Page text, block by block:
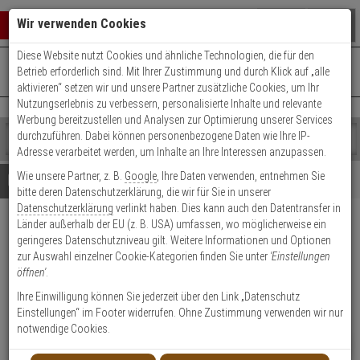
Warenkorb schließen
0 ARTIKEL IM WARENKORB
Ihr Warenkorb ist momentan leer.
Ergebnisse ()
Fertig
Shop
durchsuchen
Bitte
geben
Sie
mindestens
Zeichen
ein,
um
Suche
Es
wurde
noch
Kategorien
Suche
gestartet
+49 (0)821 899 493-0Mo. - Do.: 8:00 - 16:30 | Fr.: 8:00 - 14:00 Uhr
Kontaktservice nutzen
Details Beratung
Hanwha SBP-300WMW
Wandmontagearm für Domes,
Weiß
Produktmerkmale
Wir verwenden Cookies
Diese Website nutzt Cookies und ähnliche Technologien, die für den
Betrieb erforderlich sind. Mit Ihrer Zustimmung und durch Klick auf „alle
aktivieren“ setzen wir und unsere Partner zusätzliche Cookies, um Ihr
Nutzungserlebnis zu verbessern, personalisierte Inhalte und relevante
Werbung bereitzustellen und Analysen zur Optimierung unserer Services
durchzuführen. Dabei können personenbezogene Daten wie Ihre IP-
Adresse verarbeitet werden, um Inhalte an Ihre Interessen anzupassen.
Wie unsere Partner, z. B. Google , Ihre Daten verwenden, entnehmen Sie
bitte deren Datenschutzerklärung, die wir für Sie in unserer
Datenschutzerklärung verlinkt haben. Dies kann auch den Datentransfer in
Länder außerhalb der EU (z. B. USA) umfassen, wo möglicherweise ein
geringeres Datenschutzniveau gilt. Weitere Informationen und Optionen
zur Auswahl einzelner Cookie-Kategorien finden Sie unter 'Einstellungen
öffnen'.
Ihre Einwilligung können Sie jederzeit über den Link „Datenschutz
Einstellungen“ im Footer widerrufen. Ohne Zustimmung verwenden wir nur
notwendige Cookies.